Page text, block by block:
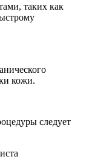
таких как
кожи.
следует